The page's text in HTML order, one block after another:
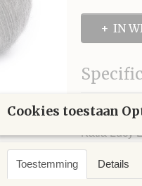
IN
Looplengte
Katia Lucy
gaat en
van Wol
behagelijk
Cookies toestaan
Toestemming Details